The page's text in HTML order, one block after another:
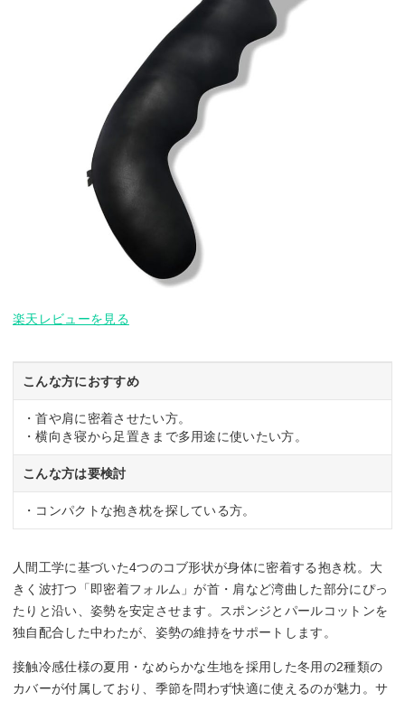
楽天レビューを見る
こんな方におすすめ
・首や肩に密着させたい方。
・横向き寝から足置きまで多用途に使いたい方。
こんな方は要検討
・コンパクトな抱き枕を探している方。
人間工学に基づいた4つのコブ形状が身体に密着する抱き枕。大
きく波打つ「即密着フォルム」が首・肩など湾曲した部分にぴっ
たりと沿い、姿勢を安定させます。スポンジとパールコットンを
独自配合した中わたが、姿勢の維持をサポートします。
接触冷感仕様の夏用・なめらかな生地を採用した冬用の2種類の
カバーが付属しており、季節を問わず快適に使えるのが魅力。サ